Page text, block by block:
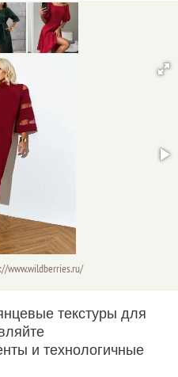
www.wildberries.ru/
текстуры для
и технологичные